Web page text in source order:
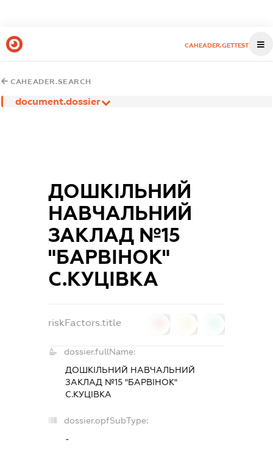
CAHEADER.GETTEST
CAHEADER.SEARCH
document.dossier
ДОШКІЛЬНИЙ
НАВЧАЛЬНИЙ
ЗАКЛАД №15
"БАРВІНОК"
С.КУЦІВКА
riskFactors.title
dossier.fullName:
ДОШКІЛЬНИЙ НАВЧАЛЬНИЙ
ЗАКЛАД №15 "БАРВІНОК"
С.КУЦІВКА
dossier.opfSubType:
-